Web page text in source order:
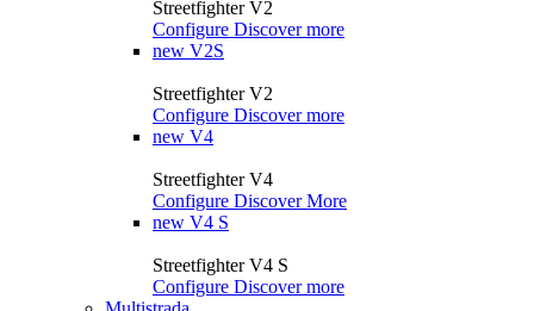
Streetfighter V2
Configure Discover more
new V2S
Streetfighter V2
Configure Discover more
new V4
Streetfighter V4
Configure Discover More
new V4 S
Streetfighter V4 S
Configure Discover more